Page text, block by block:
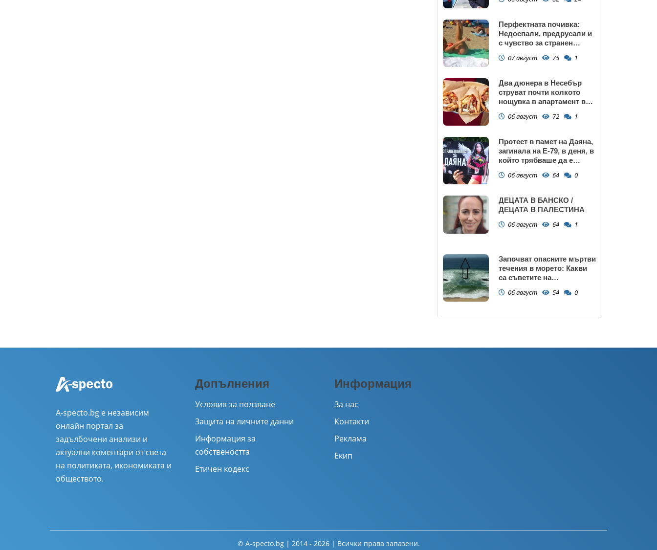
запазва
Перфектната почивка:
Недоспали, предрусали и
с чувство за странен
07 август 75 1
Два дюнера в Несебър
струват почти колкото
нощувка в апартамент в
06 август 72 1
Протест в памет на Даяна,
загинала на Е-79, в деня, в
който трябваше да е
06 август 64 0
ДЕЦАТА В БАНСКО /
ДЕЦАТА В ПАЛЕСТИНА
06 август 64 1
Започват опасните мъртви
течения в морето: Какви
са съветите на
06 август 54 0
A-specto.bg е независим
онлайн портал за
задълбочени анализи и
актуални коментари от света
на политиката, икономиката и
обществото.
Допълнения
Условия за ползване
Защита на личните данни
Информация за
собствеността
Етичен кодекс
Информация
За нас
Контакти
Реклама
Екип
© A-specto.bg | 2014 - 2026 | Всички права запазени.